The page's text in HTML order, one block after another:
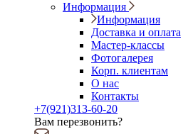
Информация
Информация
Доставка и оплата
Мастер-классы
Фотогалерея
Корп. клиентам
О нас
Контакты
+7(921)313-60-20
Вам перезвонить?